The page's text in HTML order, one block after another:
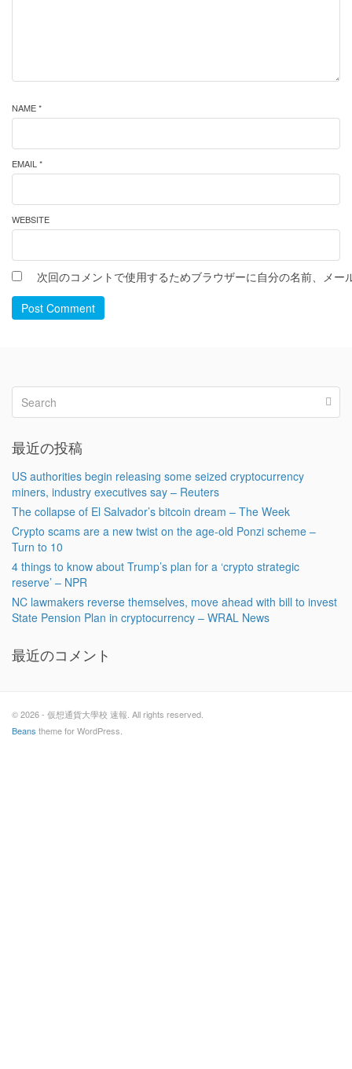
NAME *
EMAIL *
WEBSITE
次回のコメントで使用するためブラウザーに自分の名前、メー
Post Comment
最近の投稿
US authorities begin releasing some seized cryptocurrency
miners, industry executives say – Reuters
The collapse of El Salvador’s bitcoin dream – The Week
Crypto scams are a new twist on the age-old Ponzi scheme –
Turn to 10
4 things to know about Trump’s plan for a ‘crypto strategic
reserve’ – NPR
NC lawmakers reverse themselves, move ahead with bill to invest
State Pension Plan in cryptocurrency – WRAL News
最近のコメント
© 2026 - 仮想通貨大學校 速報. All rights reserved.
Beans theme for WordPress.